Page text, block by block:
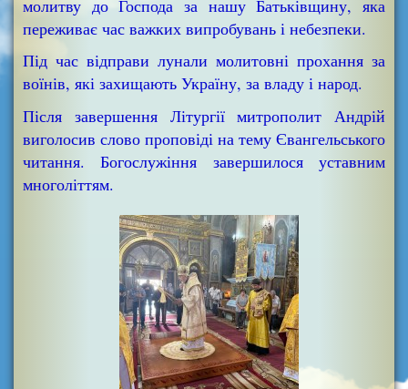
молитву до Господа за нашу Батьківщину, яка
переживає час важких випробувань і небезпеки.
Під час відправи лунали молитовні прохання за
воїнів, які захищають Україну, за владу і народ.
Після завершення Літургії митрополит Андрій
виголосив слово проповіді на тему Євангельського
читання. Богослужіння завершилося уставним
многоліттям.